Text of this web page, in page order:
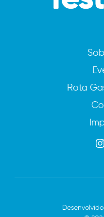
Rota